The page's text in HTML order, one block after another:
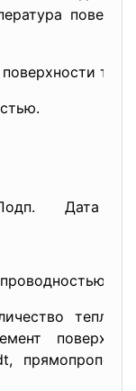
Дата
тепла